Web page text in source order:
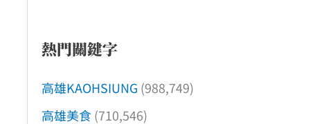
熱門關鍵字
高雄KAOHSIUNG (988,749)
高雄美食 (710,546)